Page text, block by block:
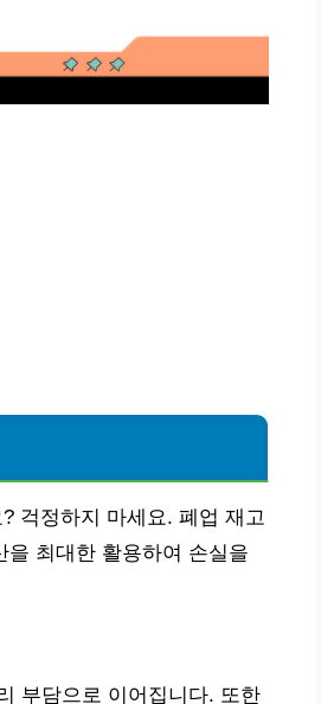
걱정하지 마세요. 폐업 재고
최대한 활용하여 손실을
부담으로 이어집니다. 또한